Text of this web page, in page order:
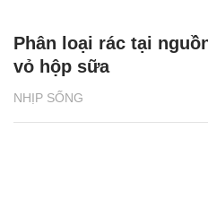
NHỊP SỐNG
Phân loại rác tại
vỏ hộp sữa